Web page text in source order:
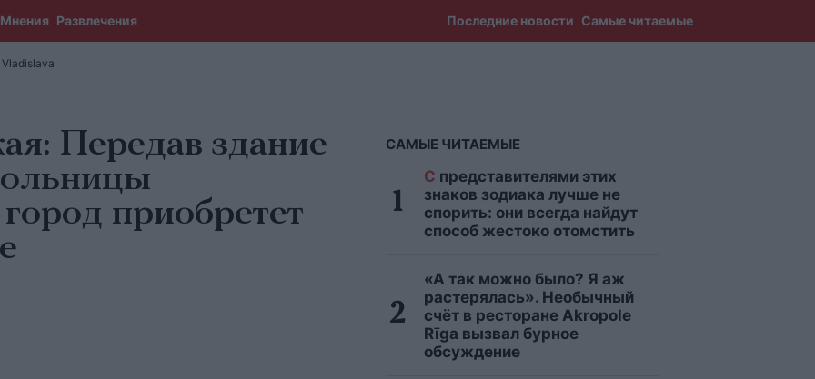
Мнения Развлечения Последние новости Самые читаемые
Vladislava
Передав здание
приобретет
САМЫЕ ЧИТАЕМЫЕ
С представителями этих
знаков зодиака лучше не
спорить: они всегда найдут
способ жестоко отомстить
«А так можно было? Я аж
растерялась». Необычный
счёт в ресторане Akropole
Rīga вызвал бурное
обсуждение